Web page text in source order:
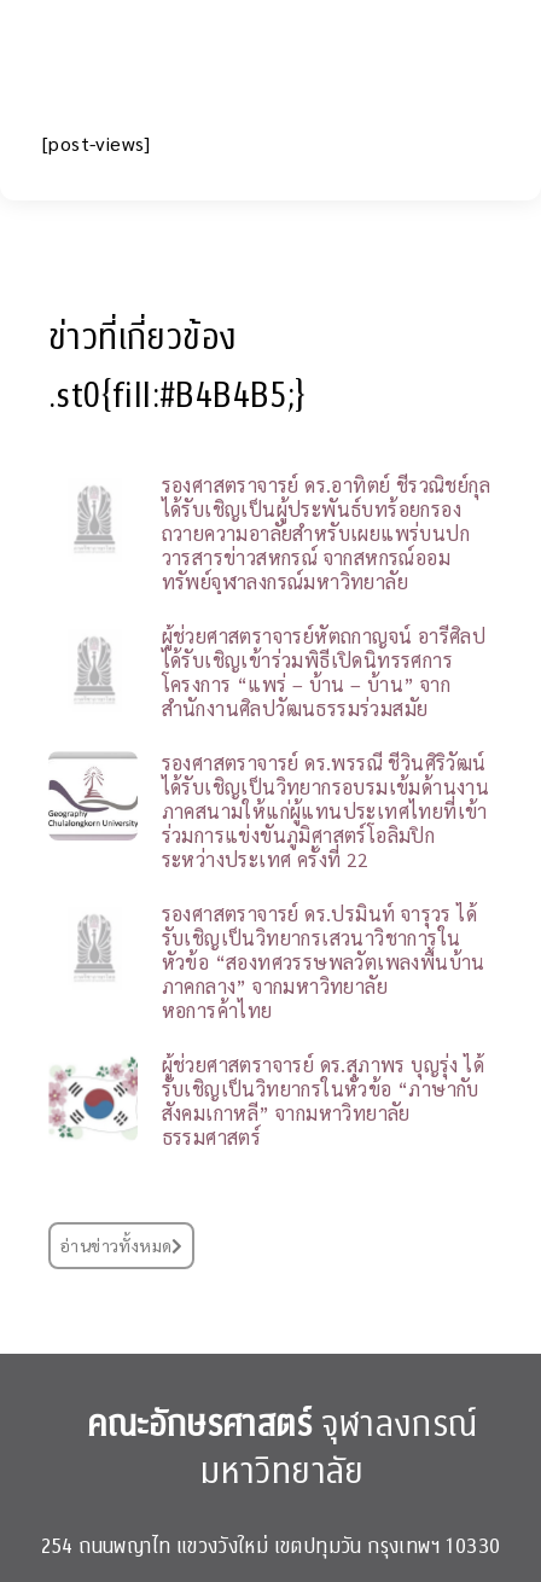
[post-views]
ข่าวที่เกี่ยวข้อง
.st0{fill:#B4B4B5;}
รองศาสตราจารย์ ดร.อาทิตย์ ชีรวณิชย์กุล
ได้รับเชิญเป็นผู้ประพันธ์บทร้อยกรอง
ถวายความอาลัยสำหรับเผยแพร่บนปก
วารสารข่าวสหกรณ์ จากสหกรณ์ออม
ทรัพย์จุฬาลงกรณ์มหาวิทยาลัย
ผู้ช่วยศาสตราจารย์หัตถกาญจน์ อารีศิลป
ได้รับเชิญเข้าร่วมพิธีเปิดนิทรรศการ
โครงการ “แพร่ – บ้าน – บ้าน” จาก
สำนักงานศิลปวัฒนธรรมร่วมสมัย
รองศาสตราจารย์ ดร.พรรณี ชีวินศิริวัฒน์
ได้รับเชิญเป็นวิทยากรอบรมเข้มด้านงาน
ภาคสนามให้แก่ผู้แทนประเทศไทยที่เข้า
ร่วมการแข่งขันภูมิศาสตร์โอลิมปิก
ระหว่างประเทศ ครั้งที่ 22
รองศาสตราจารย์ ดร.ปรมินท์ จารุวร ได้
รับเชิญเป็นวิทยากรเสวนาวิชาการใน
หัวข้อ “สองทศวรรษพลวัตเพลงพื้นบ้าน
ภาคกลาง” จากมหาวิทยาลัย
หอการค้าไทย
ผู้ช่วยศาสตราจารย์ ดร.สุภาพร บุญรุ่ง ได้
รับเชิญเป็นวิทยากรในหัวข้อ “ภาษากับ
สังคมเกาหลี” จากมหาวิทยาลัย
ธรรมศาสตร์
อ่านข่าวทั้งหมด
คณะอักษรศาสตร์จุฬาลงกรณ์
มหาวิทยาลัย
254 ถนนพญาไท แขวงวังใหม่ เขตปทุมวัน กรุงเทพฯ 10330